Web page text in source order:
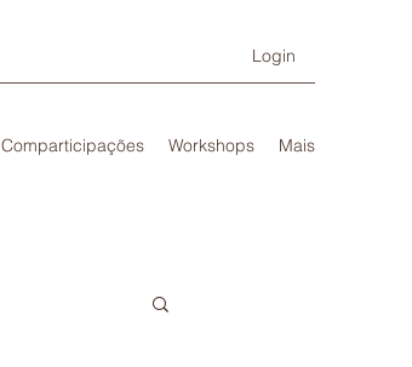
Login
Comparticipações Workshops Mais